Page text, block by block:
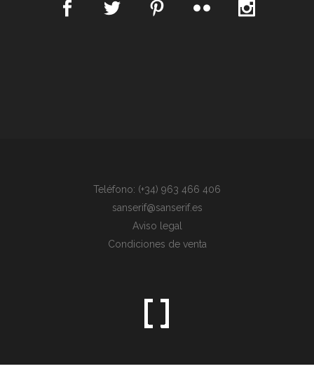
Teléfono: (+34) 963 466 406
sanserif@sanserif.es
Aviso legal
Condiciones de venta